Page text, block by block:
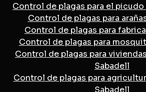
Control de plagas para el
Control de plagas para
Control de plagas para
Control de plagas para
Control de plagas para
Sabadell
Control de plagas para
Sabadell